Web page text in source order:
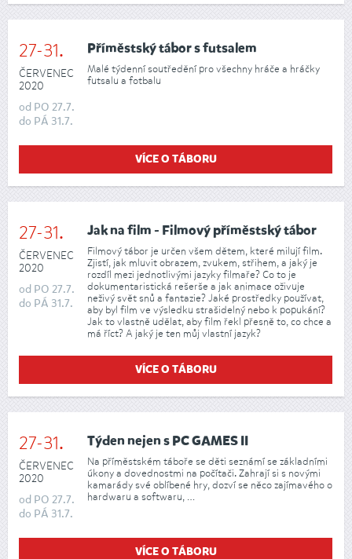
27-31.
ČERVENEC
2020
od PO 27.7.
do PÁ 31.7.
Příměstský tábor s futsalem
Malé týdenní soutředění pro všechny hráče a hráčky
futsalu a fotbalu
VÍCE O TÁBORU
27-31.
ČERVENEC
2020
od PO 27.7.
do PÁ 31.7.
Jak na film - Filmový příměstský tábor
Filmový tábor je určen všem dětem, které milují film.
Zjistí, jak mluvit obrazem, zvukem, střihem, a jaký je
rozdíl mezi jednotlivými jazyky filmaře? Co to je
dokumentaristická rešerše a jak animace oživuje
neživý svět snů a fantazie? Jaké prostředky používat,
aby byl film ve výsledku strašidelný nebo k popukání?
Jak to vlastně udělat, aby film řekl přesně to, co chce a
má říct? A jaký je ten můj vlastní jazyk?
VÍCE O TÁBORU
27-31.
ČERVENEC
2020
od PO 27.7.
do PÁ 31.7.
Týden nejen s PC GAMES II
Na příměstském táboře se děti seznámí se základními
úkony a dovednostmi na počítači. Zahrají si s novými
kamarády své oblíbené hry, dozví se něco zajímavého o
hardwaru a softwaru, …
VÍCE O TÁBORU